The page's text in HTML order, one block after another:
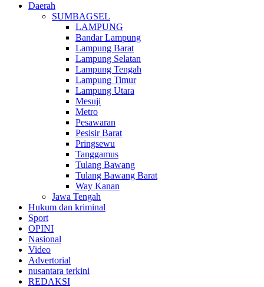
Daerah
SUMBAGSEL
LAMPUNG
Bandar Lampung
Lampung Barat
Lampung Selatan
Lampung Tengah
Lampung Timur
Lampung Utara
Mesuji
Metro
Pesawaran
Pesisir Barat
Pringsewu
Tanggamus
Tulang Bawang
Tulang Bawang Barat
Way Kanan
Jawa Tengah
Hukum dan kriminal
Sport
OPINI
Nasional
Video
Advertorial
nusantara terkini
REDAKSI